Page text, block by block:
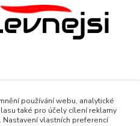
používání webu, analytické
také pro účely cílení reklamy
vlastních preferencí